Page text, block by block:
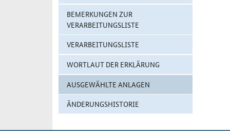
BEMERKUNGEN ZUR
VERARBEITUNGSLISTE
VERARBEITUNGSLISTE
WORTLAUT DER ERKLÄRUNG
AUSGEWÄHLTE ANLAGEN
ÄNDERUNGSHISTORIE